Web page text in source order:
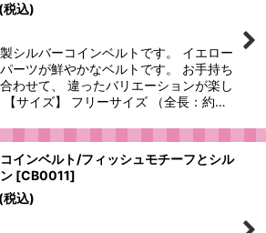
(税込)
シルバーコインベルトです。 イエロー
ーツが鮮やかなベルトです。 お手持ち
わせて、 違ったバリエーションが楽し
【サイズ】 フリーサイズ （全長：約…
インベルト/フィッシュモチーフとシル
[CB0011]
(税込)